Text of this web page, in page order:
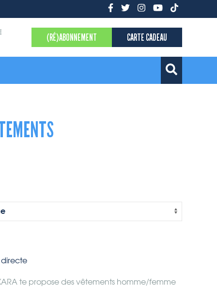
(RÉ)ABONNEMENT CARTE CADEAU
directe
te propose des vêtements homme/femme